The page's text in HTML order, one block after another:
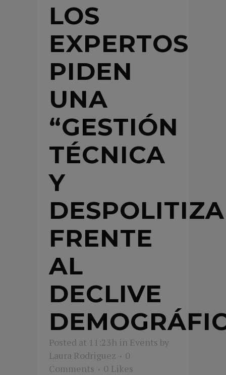
LOS
EXPERTOS
PIDEN
UNA
“GESTIÓN
TÉCNICA
Y
FRENTE
AL
DECLIVE
Posted at 11:23h in Events by
Laura Rodriguez
0
Comments
0 Likes